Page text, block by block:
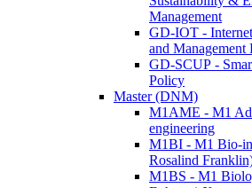
Management
GD-IOT -
and Management
GD-SCUP -
Policy
Master (DNM)
M1AME - M1
engineering
M1BI - M1 Bio-
Rosalind
M1BS - M1